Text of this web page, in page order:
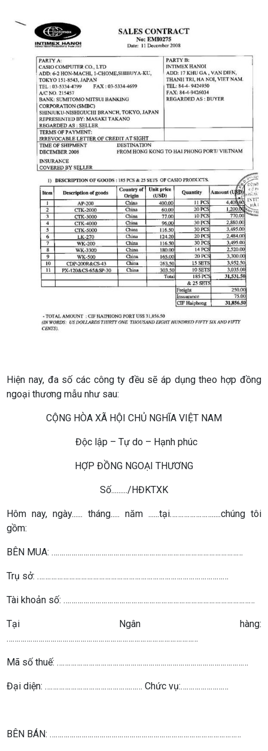
Hiện nay, đa số các công ty đều sẽ áp dụng theo hợp đồng
ngoại thương mẫu như sau:
CỘNG HÒA XÃ HỘI CHỦ NGHĨA VIỆT NAM
Độc lập – Tự do – Hạnh phúc
HỢP ĐỒNG NGOẠI THƯƠNG
Số........./HĐKTXK
Hôm nay, ngày...... tháng..... năm ......tại………………….....chúng tôi
gồm:
BÊN MUA: ……………………………………………………………………………………
Trụ sở: ……………………………………………………………………………………
Tài khoản số: ……………………………………………………………………………………
Tại Ngân hàng:
……………………………………………………………………………………
Mã số thuế: ……………………………………………………………………………………
Đại diện: …………………………………….…… Chức vụ:……………………
BÊN BÁN: ……………………………………………………………………………………